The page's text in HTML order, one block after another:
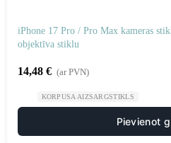
iPhone 17 Pro / Pro Max kameras
objektīva stiklu
14,48 € (ar PVN)
KORPUSA AIZSARGSTIKLS
Pievienot